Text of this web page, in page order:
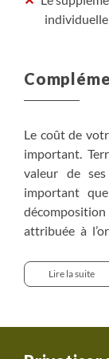
individuelle
Le coût de
important.
valeur de
important
attribuée à
du coût de la
utilisée pour
votre guide,
Lire la suite